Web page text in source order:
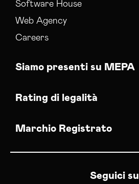
Software House
Web Agency
Careers
Siamo presenti su MEPA
Rating di legalità
Marchio Registrato
Seguici su